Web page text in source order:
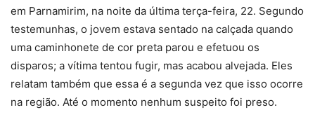
em Parnamirim, na noite da última terça-feira, 22. Segundo
testemunhas, o jovem estava sentado na calçada quando
uma caminhonete de cor preta parou e efetuou os
disparos; a vítima tentou fugir, mas acabou alvejada. Eles
relatam também que essa é a segunda vez que isso ocorre
na região. Até o momento nenhum suspeito foi preso.